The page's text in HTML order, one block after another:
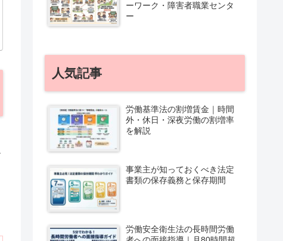
ーワーク・障害者職業センタ
ー
人気記事
労働基準法の割増賃金｜時間
外・休日・深夜労働の割増率
を解説
事業主が知っておくべき法定
書類の保存義務と保存期間
労働安全衛生法の長時間労働